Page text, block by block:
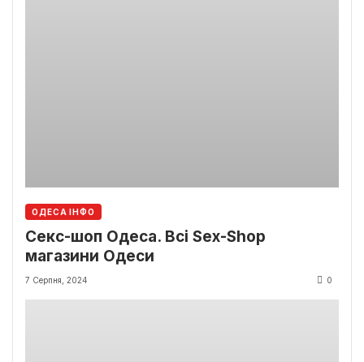
ОДЕСА ІНФО
Секс-шоп Одеса. Всі Sex-Shop
магазини Одеси
7 Серпня, 2024 0